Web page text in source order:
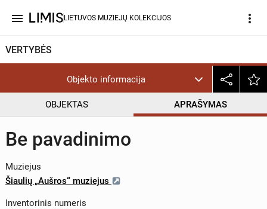
menu LIETUVOS MUZIEJŲ KOLEKCIJOS more_vert
VERTYBĖS
Objekto informacija
OBJEKTAS APRAŠYMAS
Be pavadinimo
Muziejus
Šiaulių „Aušros“ muziejus
Inventorinis numeris